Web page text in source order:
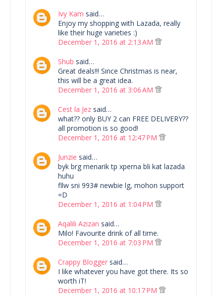
Ivy Kam said…
Enjoy my shopping with Lazada, really
like their huge varieties :)
December 1, 2016 at 2:13 AM
Shub said…
Great deals!!! Since Christmas is near,
this will be a great idea.
December 1, 2016 at 3:06 AM
Cest la Jez said…
what?? only BUY 2 can FREE DELIVERY??
all promotion is so good!
December 1, 2016 at 12:47 PM
Junzie said…
byk brg menarik tp xperna bli kat lazada
huhu
fllw sni 993# newbie lg, mohon support
=D
December 1, 2016 at 1:04 PM
Aqalili Azizan said…
Milo! Favourite drink of all time.
December 1, 2016 at 7:03 PM
Crappy Blogger said…
I like whatever you have got there. Its so
worth iT!
December 1, 2016 at 10:17 PM